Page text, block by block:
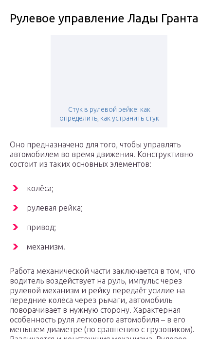
Рулевое управление Лады Гранта
Стук в рулевой рейке: как
определить, как устранить стук
Оно предназначено для того, чтобы управлять
автомобилем во время движения. Конструктивно
состоит из таких основных элементов:
колёса;
рулевая рейка;
привод;
механизм.
Работа механической части заключается в том, что
водитель воздействует на руль, импульс через
рулевой механизм и рейку передаёт усилие на
передние колёса через рычаги, автомобиль
поворачивает в нужную сторону. Характерная
особенность руля легкового автомобиля – в его
меньшем диаметре (по сравнению с грузовиком).